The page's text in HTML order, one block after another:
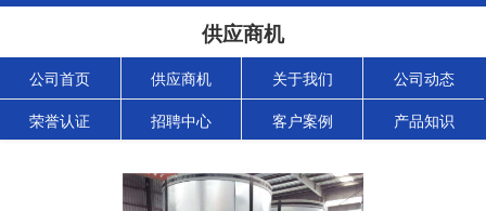
供应商机
公司首页 供应商机 关于我们 公司动态
荣誉认证 招聘中心 客户案例 产品知识